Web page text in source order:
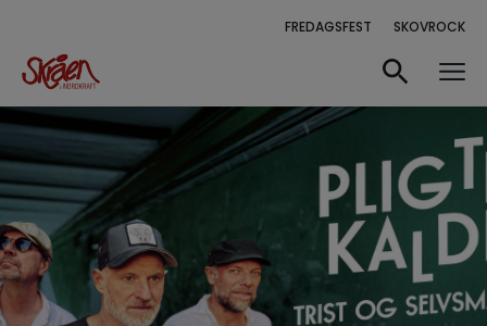
FREDAGSFEST SKOVROCK